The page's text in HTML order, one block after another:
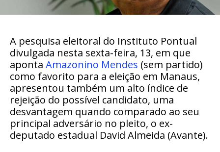
A pesquisa eleitoral do Instituto Pontual
divulgada nesta sexta-feira, 13, em que
aponta Amazonino Mendes (sem partido)
como favorito para a eleição em Manaus,
apresentou também um alto índice de
rejeição do possível candidato, uma
desvantagem quando comparado ao seu
principal adversário no pleito, o ex-
deputado estadual David Almeida (Avante).